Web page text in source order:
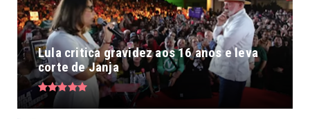
Lula critica gravidez aos 16 anos e leva
corte de Janja